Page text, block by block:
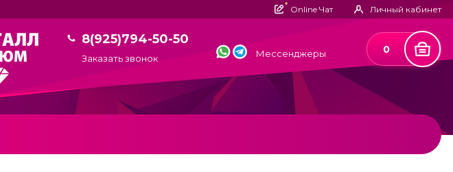
Online Чат Личный кабинет
8(925)794-50-50
Заказать звонок Мессенджеры 0